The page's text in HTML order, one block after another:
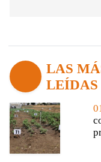
LAS
LEÍDAS